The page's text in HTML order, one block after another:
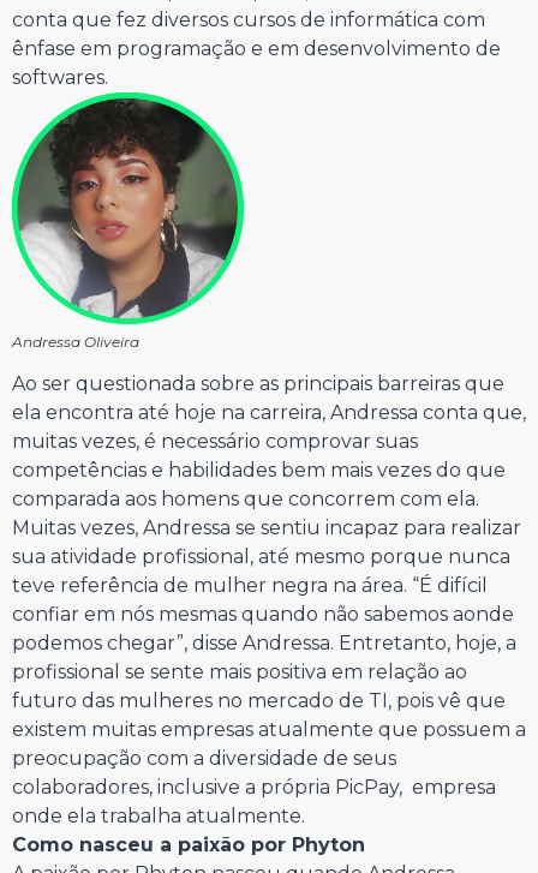
conta que fez diversos cursos de informática com
ênfase em programação e em desenvolvimento de
softwares.
Andressa Oliveira
Ao ser questionada sobre as principais barreiras que
ela encontra até hoje na carreira, Andressa conta que,
muitas vezes, é necessário comprovar suas
competências e habilidades bem mais vezes do que
comparada aos homens que concorrem com ela.
Muitas vezes, Andressa se sentiu incapaz para realizar
sua atividade profissional, até mesmo porque nunca
teve referência de mulher negra na área. “É difícil
confiar em nós mesmas quando não sabemos aonde
podemos chegar”, disse Andressa. Entretanto, hoje, a
profissional se sente mais positiva em relação ao
futuro das mulheres no mercado de TI, pois vê que
existem muitas empresas atualmente que possuem a
preocupação com a diversidade de seus
colaboradores, inclusive a própria PicPay, empresa
onde ela trabalha atualmente.
Como nasceu a paixão por Phyton